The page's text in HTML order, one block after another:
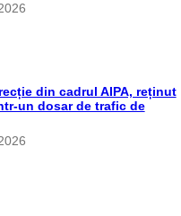
din cadrul AIPA, reținut
un dosar de trafic de